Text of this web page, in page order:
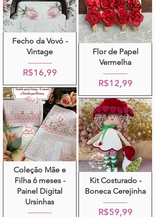
Fecho da Vovó -
Vintage
R$16,99
Coleção Mãe e
Filha 6 meses -
Painel Digital
Ursinhas
Flor de Papel
Vermelha
R$12,99
Kit Costurado -
Boneca Cerejinha
R$59,99